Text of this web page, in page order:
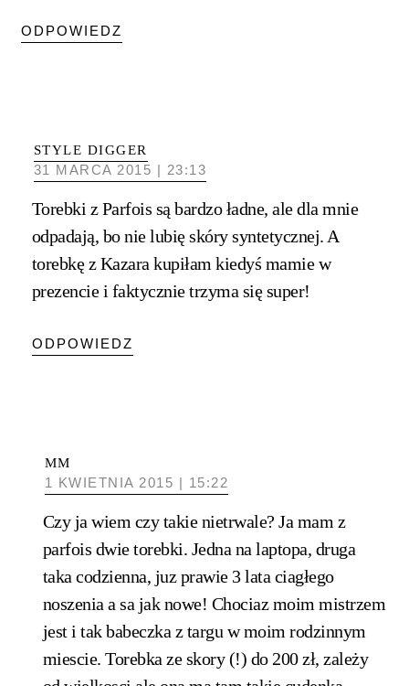
ODPOWIEDZ
STYLE DIGGER
31 MARCA 2015 | 23:13
Torebki z Parfois są bardzo ładne, ale dla mnie
odpadają, bo nie lubię skóry syntetycznej. A
torebkę z Kazara kupiłam kiedyś mamie w
prezencie i faktycznie trzyma się super!
ODPOWIEDZ
MM
1 KWIETNIA 2015 | 15:22
Czy ja wiem czy takie nietrwale? Ja mam z
parfois dwie torebki. Jedna na laptopa, druga
taka codzienna, juz prawie 3 lata ciagłego
noszenia a sa jak nowe! Chociaz moim mistrzem
jest i tak babeczka z targu w moim rodzinnym
miescie. Torebka ze skory (!) do 200 zł, zależy